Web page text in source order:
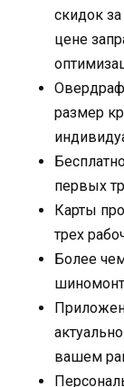
скидок
цене
размер
первых
Карты
трех
Более
вашем